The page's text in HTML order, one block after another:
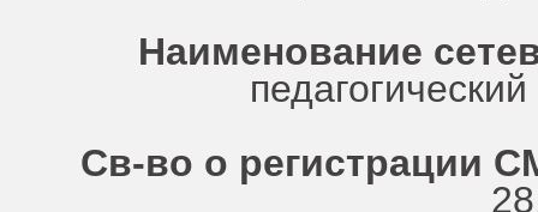
Наименование
Св-во о регистрации